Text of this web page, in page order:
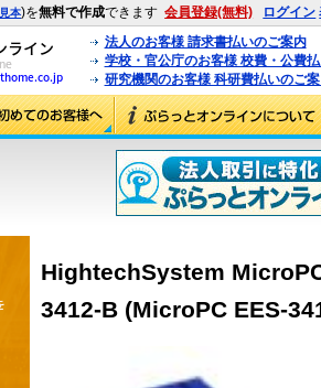
見本)を無料で作成できます 会員登録(無料) ログイン
法人のお客様 請求書払いのご案内
学校・官公庁のお客様 校費・公費
研究機関のお客様 科研費払いのご
HightechSystem
3412-B (MicroPC EES-